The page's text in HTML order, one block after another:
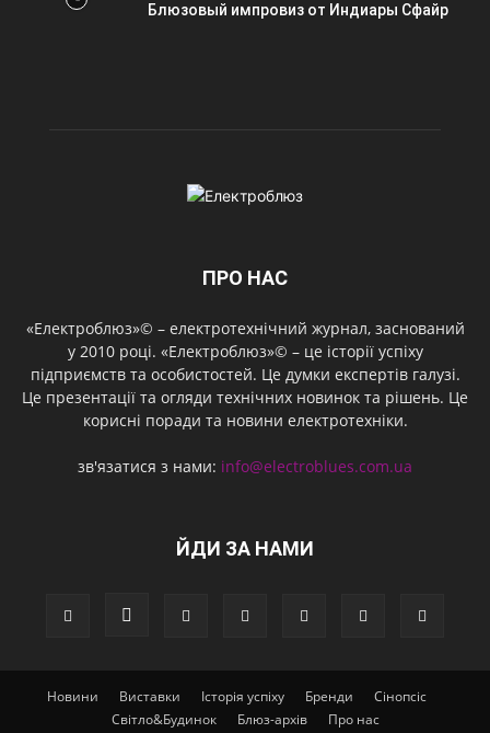
Блюзовый импровиз от Индиары Сфайр
ПРО НАС
«Електроблюз»© – електротехнічний журнал, заснований
у 2010 році. «Електроблюз»© – це історії успіху
підприємств та особистостей. Це думки експертів галузі.
Це презентації та огляди технічних новинок та рішень. Це
корисні поради та новини електротехніки.
зв'язатися з нами: info@electroblues.com.ua
ЙДИ ЗА НАМИ
Новини Виставки Історія успіху Бренди
Сінопсіс
Світло&Будинок
Блюз-архів Про нас